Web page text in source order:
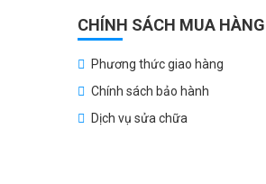
CHÍNH SÁCH MUA HÀNG
Phương thức giao hàng
Chính sách bảo hành
Dịch vụ sửa chữa